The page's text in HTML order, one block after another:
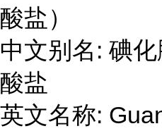
酸盐）
中文别名: 碘
酸盐
英文名称: